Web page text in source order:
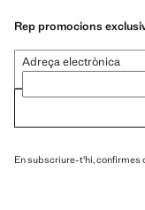
Rep promocions
Adreça electrònica
En subscriure-t'hi, confirmes